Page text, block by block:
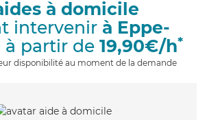
à domicile
intervenir à Eppe-
à partir de 19,90€/h*
disponibilité au moment de la demande